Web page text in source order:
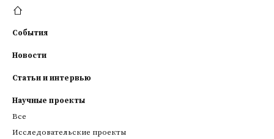
События
Новости
Статьи и интервью
Научные проекты
Все
Исследовательские проекты